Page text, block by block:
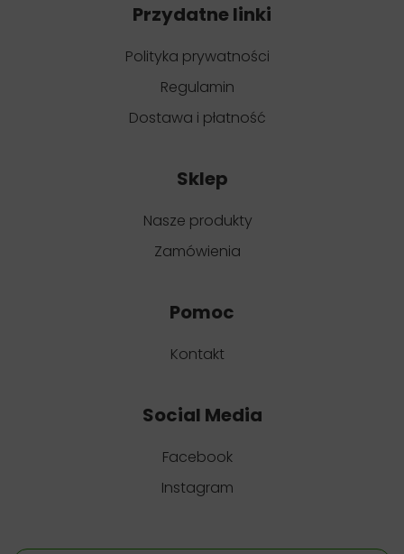
Przydatne linki
Polityka prywatności
Regulamin
Dostawa i płatność
Sklep
Nasze produkty
Zamówienia
Pomoc
Kontakt
Social Media
Facebook
Instagram